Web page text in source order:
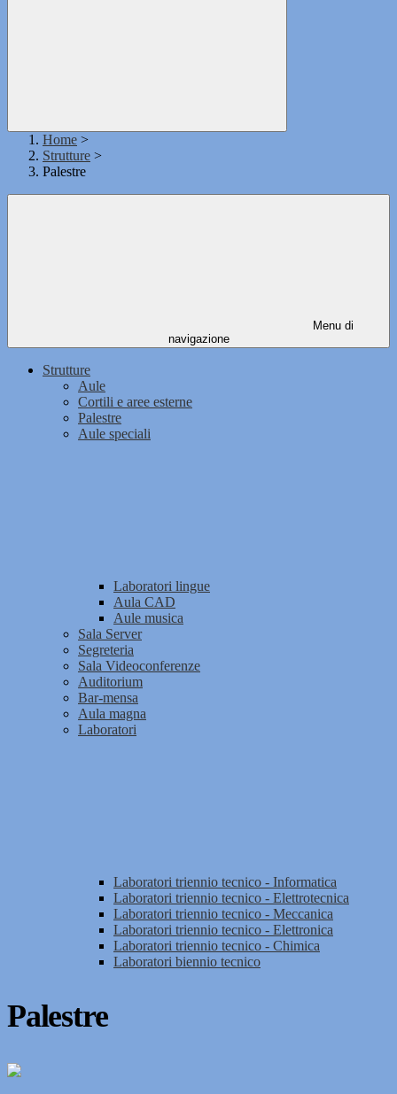
Home >
Strutture >
Palestre
Menu di
navigazione
Strutture
Aule
Cortili e aree esterne
Palestre
Aule speciali
Laboratori lingue
Aula CAD
Aule musica
Sala Server
Segreteria
Sala Videoconferenze
Auditorium
Bar-mensa
Aula magna
Laboratori
Laboratori triennio tecnico - Informatica
Laboratori triennio tecnico - Elettrotecnica
Laboratori triennio tecnico - Meccanica
Laboratori triennio tecnico - Elettronica
Laboratori triennio tecnico - Chimica
Laboratori biennio tecnico
Palestre